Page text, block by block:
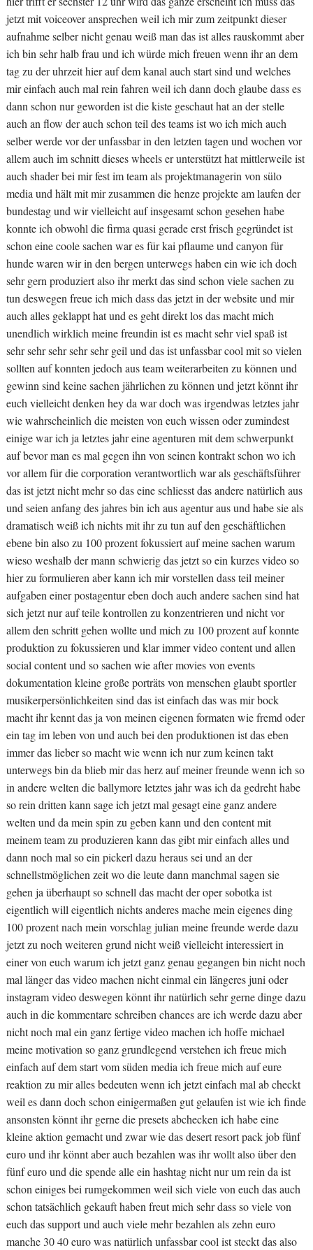
jetzt mit voiceover ansprechen weil ich mir zum zeitpunkt dieser
aufnahme selber nicht genau weiß man das ist alles rauskommt aber
ich bin sehr halb frau und ich würde mich freuen wenn ihr an dem
tag zu der uhrzeit hier auf dem kanal auch start sind und welches
mir einfach auch mal rein fahren weil ich dann doch glaube dass es
dann schon nur geworden ist die kiste geschaut hat an der stelle
auch an flow der auch schon teil des teams ist wo ich mich auch
selber werde vor der unfassbar in den letzten tagen und wochen vor
allem auch im schnitt dieses wheels er unterstützt hat mittlerweile ist
auch shader bei mir fest im team als projektmanagerin von sülo
media und hält mit mir zusammen die henze projekte am laufen der
bundestag und wir vielleicht auf insgesamt schon gesehen habe
konnte ich obwohl die firma quasi gerade erst frisch gegründet ist
schon eine coole sachen war es für kai pflaume und canyon für
hunde waren wir in den bergen unterwegs haben ein wie ich doch
sehr gern produziert also ihr merkt das sind schon viele sachen zu
tun deswegen freue ich mich dass das jetzt in der website und mir
auch alles geklappt hat und es geht direkt los das macht mich
unendlich wirklich meine freundin ist es macht sehr viel spaß ist
sehr sehr sehr sehr sehr geil und das ist unfassbar cool mit so vielen
sollten auf konnten jedoch aus team weiterarbeiten zu können und
gewinn sind keine sachen jährlichen zu können und jetzt könnt ihr
euch vielleicht denken hey da war doch was irgendwas letztes jahr
wie wahrscheinlich die meisten von euch wissen oder zumindest
einige war ich ja letztes jahr eine agenturen mit dem schwerpunkt
auf bevor man es mal gegen ihn von seinen kontrakt schon wo ich
vor allem für die corporation verantwortlich war als geschäftsführer
das ist jetzt nicht mehr so das eine schliesst das andere natürlich aus
und seien anfang des jahres bin ich aus agentur aus und habe sie als
dramatisch weiß ich nichts mit ihr zu tun auf den geschäftlichen
ebene bin also zu 100 prozent fokussiert auf meine sachen warum
wieso weshalb der mann schwierig das jetzt so ein kurzes video so
hier zu formulieren aber kann ich mir vorstellen dass teil meiner
aufgaben einer postagentur eben doch auch andere sachen sind hat
sich jetzt nur auf teile kontrollen zu konzentrieren und nicht vor
allem den schritt gehen wollte und mich zu 100 prozent auf konnte
produktion zu fokussieren und klar immer video content und allen
social content und so sachen wie after movies von events
dokumentation kleine große porträts von menschen glaubt sportler
musikerpersönlichkeiten sind das ist einfach das was mir bock
macht ihr kennt das ja von meinen eigenen formaten wie fremd oder
ein tag im leben von und auch bei den produktionen ist das eben
immer das lieber so macht wie wenn ich nur zum keinen takt
unterwegs bin da blieb mir das herz auf meiner freunde wenn ich so
in andere welten die ballymore letztes jahr was ich da gedreht habe
so rein dritten kann sage ich jetzt mal gesagt eine ganz andere
welten und da mein spin zu geben kann und den content mit
meinem team zu produzieren kann das gibt mir einfach alles und
dann noch mal so ein pickerl dazu heraus sei und an der
schnellstmöglichen zeit wo die leute dann manchmal sagen sie
gehen ja überhaupt so schnell das macht der oper sobotka ist
eigentlich will eigentlich nichts anderes mache mein eigenes ding
100 prozent nach mein vorschlag julian meine freunde werde dazu
jetzt zu noch weiteren grund nicht weiß vielleicht interessiert in
einer von euch warum ich jetzt ganz genau gegangen bin nicht noch
mal länger das video machen nicht einmal ein längeres juni oder
instagram video deswegen könnt ihr natürlich sehr gerne dinge dazu
auch in die kommentare schreiben chances are ich werde dazu aber
nicht noch mal ein ganz fertige video machen ich hoffe michael
meine motivation so ganz grundlegend verstehen ich freue mich
einfach auf dem start vom süden media ich freue mich auf eure
reaktion zu mir alles bedeuten wenn ich jetzt einfach mal ab checkt
weil es dann doch schon einigermaßen gut gelaufen ist wie ich finde
ansonsten könnt ihr gerne die presets abchecken ich habe eine
kleine aktion gemacht und zwar wie das desert resort pack job fünf
euro und ihr könnt aber auch bezahlen was ihr wollt also über den
fünf euro und die spende alle ein hashtag nicht nur um rein da ist
schon einiges bei rumgekommen weil sich viele von euch das auch
schon tatsächlich gekauft haben freut mich sehr dass so viele von
euch das support und auch viele mehr bezahlen als zehn euro
manche 30 40 euro was natürlich unfassbar cool ist steckt das also